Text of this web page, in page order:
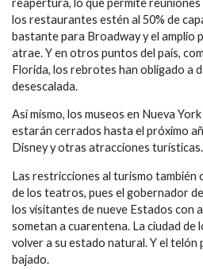
los restaurantes estén al 50% de
bastante para Broadway y el amplio
atrae. Y en otros puntos del país,
Florida, los rebrotes han obligado a
desescalada.
Así mismo, los museos en Nueva
estarán cerrados hasta el próximo
Disney y otras atracciones turísticas.
Las restricciones al turismo también
de los teatros, pues el gobernador
los visitantes de nueve Estados con
sometan a cuarentena. La ciudad de
volver a su estado natural. Y el telón
bajado.